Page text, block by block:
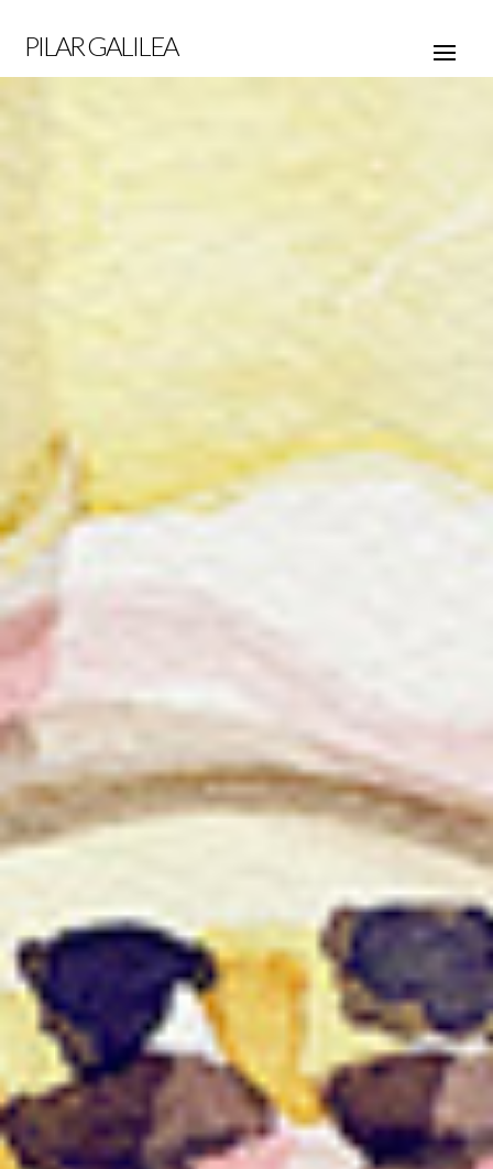
PILAR GALILEA